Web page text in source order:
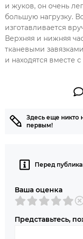
и жуков, он очень
большую нагрузку.
изготавливается
Верхняя и нижняя
тканевыми
и находятся вместе
Здесь еще никто
первым!
Перед
Ваша оценка
Представьтесь,